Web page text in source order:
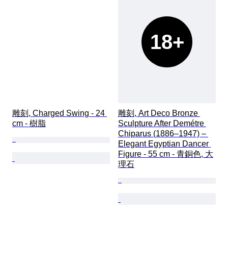
雕刻, Charged Swing - 24
cm - 樹脂
18+
雕刻, Art Deco Bronze
Sculpture After Demétre
Chiparus (1886–1947) –
Elegant Egyptian Dancer
Figure - 55 cm - 青銅色, 大
理石